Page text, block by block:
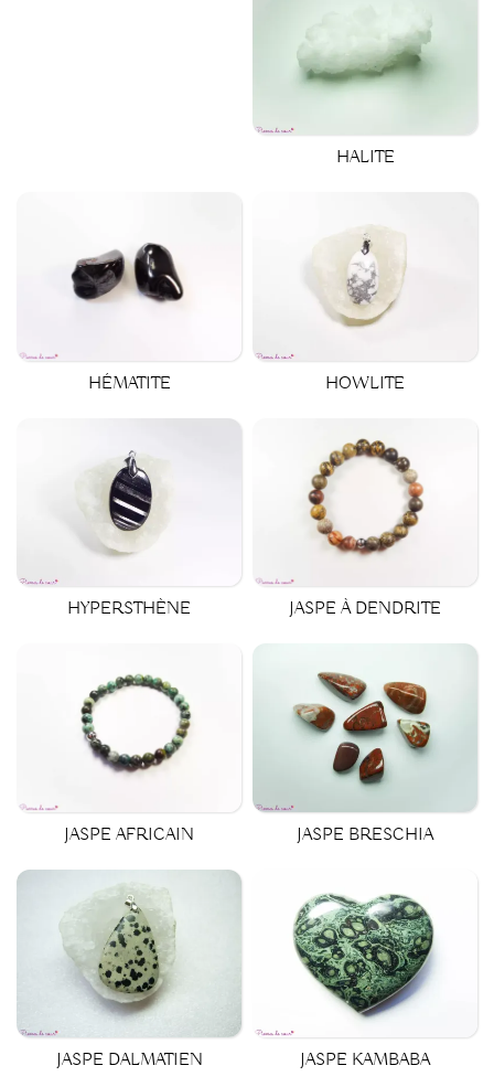
HALITE
HÉMATITE HOWLITE
HYPERSTHÈNE JASPE À DENDRITE
JASPE AFRICAIN JASPE BRESCHIA
JASPE DALMATIEN JASPE KAMBABA